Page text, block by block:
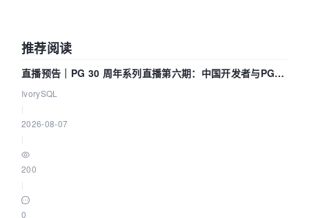
推荐阅读
直播预告｜PG 30 周年系列直播第六期：中国开发者与PG内
核——我们改得动吗？我们贡献了什么？
IvorySQL
2026-08-07
200
0